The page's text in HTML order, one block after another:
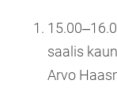
saalis
Arvo